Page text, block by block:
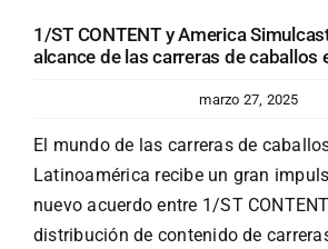
1/ST CONTENT y America
alcance de las carreras de caballos
marzo 27, 2025
El mundo de las carreras de
Latinoamérica recibe un gran
nuevo acuerdo entre 1/ST
distribución de contenido de